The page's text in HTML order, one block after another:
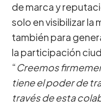
de marca y
solo en visibilizar la
también para
la participación
“Creemos
tiene el poder de
través de esta